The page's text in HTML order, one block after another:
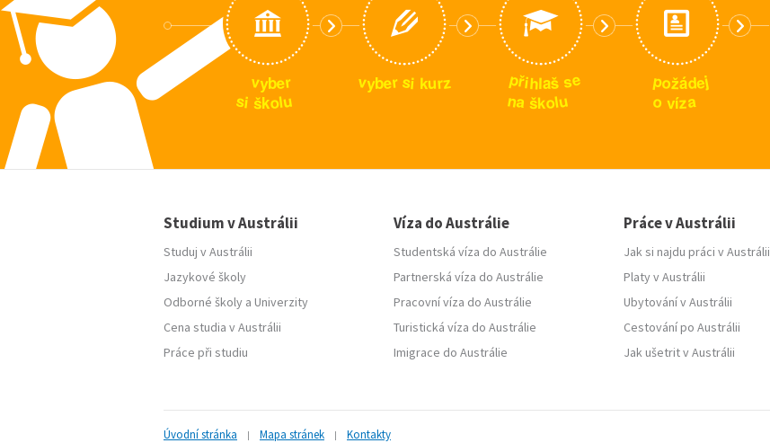
vyber
si školu
vyber si kurz přihlaš se
na školu
požádej
o víza
Studium v Austrálii
Studuj v Austrálii
Jazykové školy
Odborné školy a Univerzity
Cena studia v Austrálii
Práce při studiu
Víza do Austrálie
Studentská víza do Austrálie
Partnerská víza do Austrálie
Pracovní víza do Austrálie
Turistická víza do Austrálie
Imigrace do Austrálie
Práce v Austrálii
Jak si najdu práci v Austrálii
Platy v Austrálii
Ubytování v Austrálii
Cestování po Austrálii
Jak ušetrit v Austrálii
Úvodní stránka | Mapa stránek | Kontakty